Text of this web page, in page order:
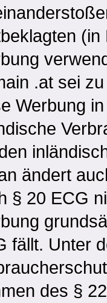
(in
.at sei
Werbung
ändert
§ 20 ECG
fällt. Unter
des §